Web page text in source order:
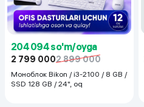
204 094 so'm/oyga
2 799 0002 899 000
Моноблок Bikon / i3-2100 / 8 GB /
SSD 128 GB / 24", oq